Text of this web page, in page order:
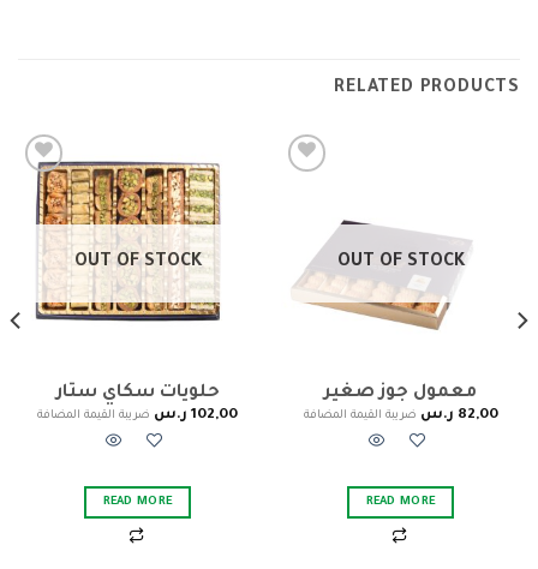
RELATED PRODUCTS
OUT OF STOCK
معمول جوز صغير
82,00 ر.س ضريبة القيمة المضافة
READ MORE
Add to
wishlist
OUT OF STOCK
حلويات سكاي ستار
102,00 ر.س ضريبة القيمة المضافة
READ MORE